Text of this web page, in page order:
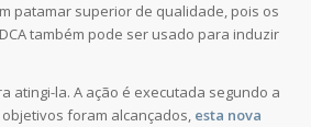
patamar superior de qualidade, pois os
também pode ser usado para induzir
atingi-la. A ação é executada segundo a
foram alcançados, esta nova